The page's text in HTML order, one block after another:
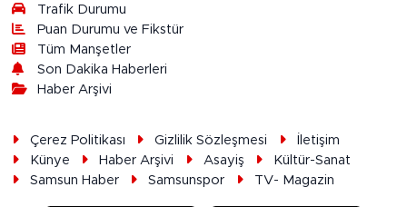
Trafik Durumu
Puan Durumu ve Fikstür
Tüm Manşetler
Son Dakika Haberleri
Haber Arşivi
Çerez Politikası Gizlilik Sözleşmesi
İletişim
Künye
Haber Arşivi Asayiş
Kültür-Sanat
Samsun Haber
Samsunspor TV- Magazin